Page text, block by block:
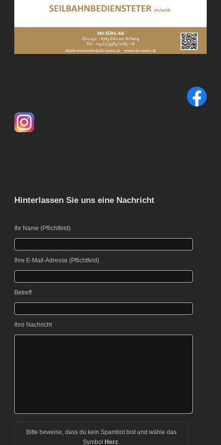
Hinterlassen Sie uns eine Nachricht
Bitte lasse dieses Feld leer.
Ihr Name (Pflichtfeld)
Bitte lasse dieses Feld leer.
Ihre E-Mail-Adresse (Pflichtfeld)
Betreff
Ihre Nachricht
Bitte beweise, dass du kein Spambot bist und wähle das
Symbol
Herz.